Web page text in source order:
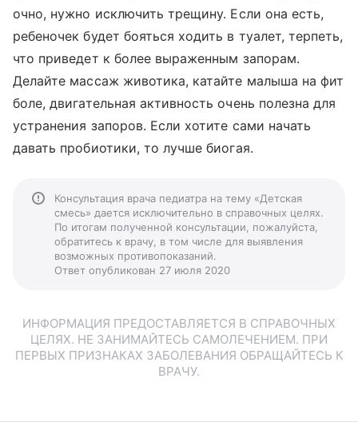
очно, нужно исключить трещину. Если она есть,
ребеночек будет бояться ходить в туалет, терпеть,
что приведет к более выраженным запорам.
Делайте массаж животика, катайте малыша на фит
боле, двигательная активность очень полезна для
устранения запоров. Если хотите сами начать
давать пробиотики, то лучше биогая.
Консультация врача педиатра на тему «Детская
смесь» дается исключительно в справочных целях.
По итогам полученной консультации, пожалуйста,
обратитесь к врачу, в том числе для выявления
возможных противопоказаний.
Ответ опубликован 27 июля 2020
ИНФОРМАЦИЯ ПРЕДОСТАВЛЯЕТСЯ В СПРАВОЧНЫХ
ЦЕЛЯХ. НЕ ЗАНИМАЙТЕСЬ САМОЛЕЧЕНИЕМ. ПРИ
ПЕРВЫХ ПРИЗНАКАХ ЗАБОЛЕВАНИЯ ОБРАЩАЙТЕСЬ К
ВРАЧУ.